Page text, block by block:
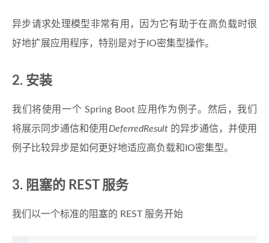
异步请求处理模型非常有用，因为它有助于在高负载时很
好地扩展应用程序，特别是对于IO密集型操作。
2. 安装
我们将使用一个 Spring Boot 应用作为例子。然后，我们
将展示同步通信和使用 DeferredResult的异步通信，并使用
例子比较异步是如何更好地适应高负载和IO密集型。
3. 阻塞的 REST 服务
我们以一个标准的阻塞的 REST 服务开始